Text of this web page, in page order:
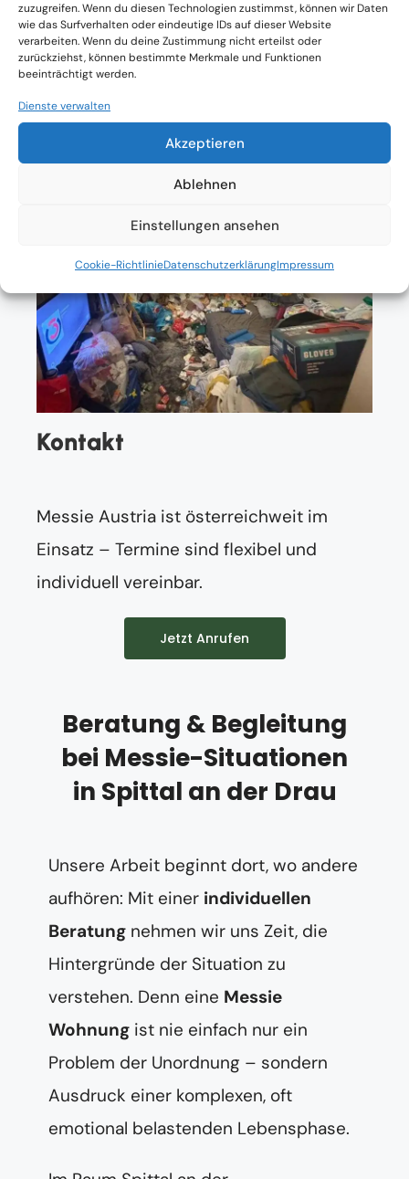
zuzugreifen. Wenn du diesen Technologien zustimmst, können wir Daten
wie das Surfverhalten oder eindeutige IDs auf dieser Website
verarbeiten. Wenn du deine Zustimmung nicht erteilst oder
zurückziehst, können bestimmte Merkmale und Funktionen
beeinträchtigt werden.
Dienste verwalten
Akzeptieren
Ablehnen
Einstellungen ansehen
Cookie-RichtlinieDatenschutzerklärungImpressum
Absolute Diskretion & keine
Zusammenarbeit mit Ämtern ohne
Einverständnis
Kontakt
Messie Austria ist österreichweit im
Einsatz – Termine sind flexibel und
individuell vereinbar.
Jetzt Anrufen
Beratung & Begleitung
bei Messie-Situationen
in Spittal an der Drau
Unsere Arbeit beginnt dort, wo andere
aufhören: Mit einer individuellen
Beratung nehmen wir uns Zeit, die
Hintergründe der Situation zu
verstehen. Denn eine Messie
Wohnung ist nie einfach nur ein
Problem der Unordnung – sondern
Ausdruck einer komplexen, oft
emotional belastenden Lebensphase.